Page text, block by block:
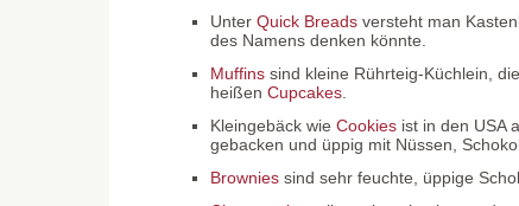
Unter Quick Breads versteht man
des Namens denken könnte.
Muffins sind kleine Rührteig-Küchlein,
heißen Cupcakes
Kleingebäck wie Cookies ist in den USA
gebacken und üppig mit Nüssen,
Brownies sind sehr feuchte, üppige